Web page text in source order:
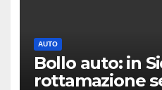
AUTO
Bollo auto: in
rottamazione